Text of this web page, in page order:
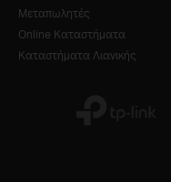
Μεταπωλητές
Online Καταστήματα
Καταστήματα Λιανικής